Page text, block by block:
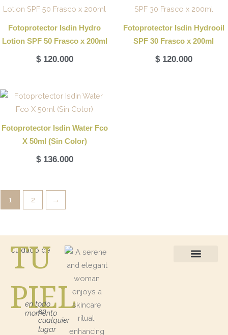
Fotoprotector Isdin Hydro
Lotion SPF 50 Frasco x 200ml
$120.000
Fotoprotector Isdin Hydrooil
SPF 30 Frasco x 200ml
$120.000
Fotoprotector Isdin Water Fco
X 50ml (Sin Color)
$136.000
1 2 →
Cuidado de
TU
PIEL
en todo
momento
en
cualquier
lugar